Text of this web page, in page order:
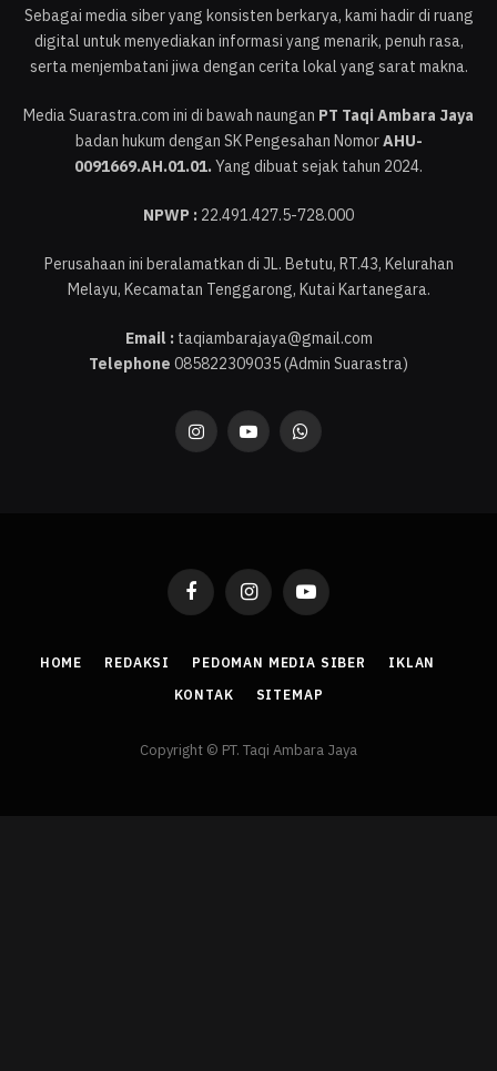
Sebagai media siber yang konsisten berkarya, kami hadir di ruang
digital untuk menyediakan informasi yang menarik, penuh rasa,
serta menjembatani jiwa dengan cerita lokal yang sarat makna.
Media Suarastra.com ini di bawah naungan PT Taqi Ambara Jaya
badan hukum dengan SK Pengesahan NomorAHU-
0091669.AH.01.01.Yang dibuat sejak tahun 2024.
NPWP : 22.491.427.5-728.000
Perusahaan ini beralamatkan di JL. Betutu, RT.43, Kelurahan
Melayu, Kecamatan Tenggarong, Kutai Kartanegara.
Email :taqiambarajaya@gmail.com
Telephone 085822309035 (Admin Suarastra)
InstagramYouTubeWhatsApp
FacebookInstagramYouTube
HOME REDAKSI PEDOMAN MEDIA SIBER
IKLAN
KONTAK
SITEMAP
Copyright © PT. Taqi Ambara Jaya